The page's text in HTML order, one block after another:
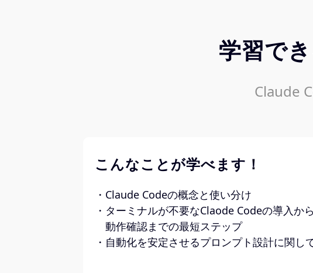
学習で
Claude
こんなことが学べます！
・Claude Codeの概念と使い分け
・ターミナルが不要なClaode Codeの導入から
動作確認までの最短ステップ
・自動化を安定させるプロンプト設計に関し